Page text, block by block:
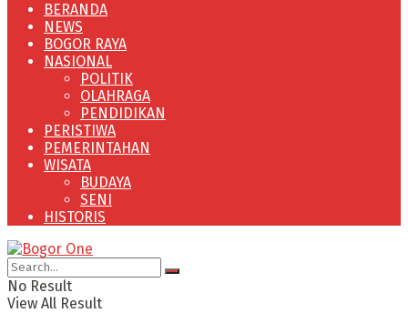
BERANDA
NEWS
BOGOR RAYA
NASIONAL
POLITIK
OLAHRAGA
PENDIDIKAN
PERISTIWA
PEMERINTAHAN
WISATA
BUDAYA
SENI
HISTORIS
No Result
View All Result